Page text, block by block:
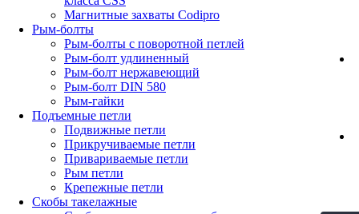
Магнитные захваты Codipro
Рым-болты
Рым-болты с поворотной петлей
Рым-болт удлиненный
Рым-болт нержавеющий
Рым-болт DIN 580
Рым-гайки
Подъемные петли
Подвижные петли
Прикручиваемые петли
Привариваемые петли
Рым петли
Крепежные петли
Скобы такелажные